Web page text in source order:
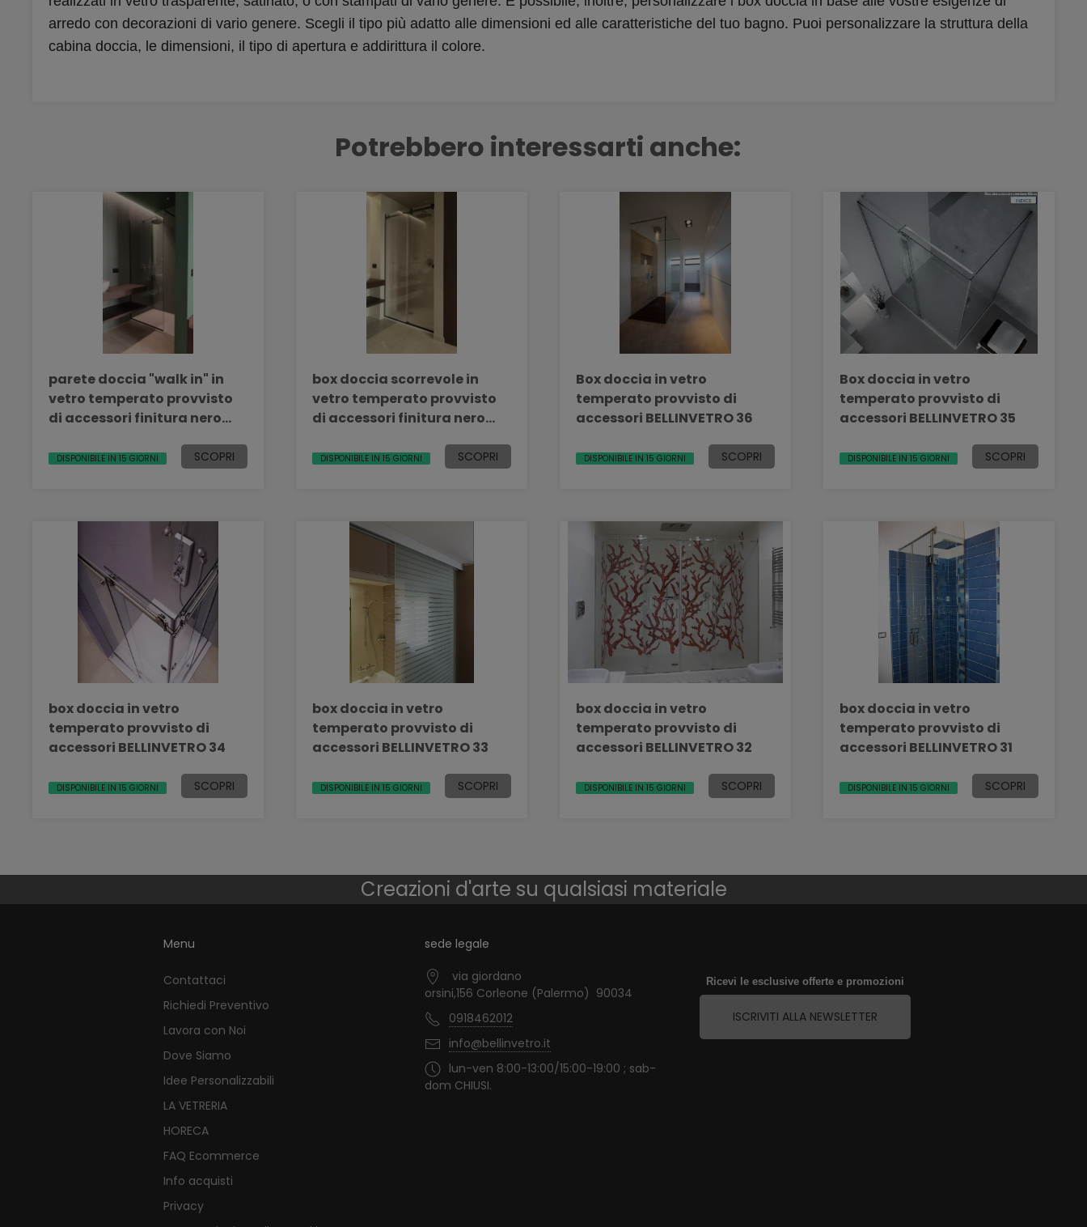
arredo con decorazioni di vario genere. Scegli il tipo più adatto alle dimensioni ed alle caratteristiche del tuo bagno. Puoi personalizzare la struttura della
cabina doccia, le dimensioni, il tipo di apertura e addirittura il colore.
Potrebbero interessarti anche:
parete doccia "walk in" in
vetro temperato provvisto
di accessori finitura nero
DISPONIBILE IN 15 GIORNI SCOPRI
box doccia scorrevole in
vetro temperato provvisto
di accessori finitura nero
DISPONIBILE IN 15 GIORNI SCOPRI
Box doccia in vetro
temperato provvisto di
accessori BELLINVETRO 36
DISPONIBILE IN 15 GIORNI SCOPRI
Box doccia in vetro
temperato provvisto di
accessori BELLINVETRO 35
DISPONIBILE IN 15 GIORNI SCOPRI
box doccia in vetro
temperato provvisto di
accessori BELLINVETRO 34
DISPONIBILE IN 15 GIORNI SCOPRI
box doccia in vetro
temperato provvisto di
accessori BELLINVETRO 33
DISPONIBILE IN 15 GIORNI SCOPRI
box doccia in vetro
temperato provvisto di
accessori BELLINVETRO 32
DISPONIBILE IN 15 GIORNI SCOPRI
box doccia in vetro
temperato provvisto di
accessori BELLINVETRO 31
DISPONIBILE IN 15 GIORNI SCOPRI
Creazioni d'arte su qualsiasi materiale
Menu
Contattaci
Richiedi Preventivo
Lavora con Noi
Dove Siamo
Idee Personalizzabili
LA VETRERIA
HORECA
FAQ Ecommerce
Info acquisti
Privacy
sede legale
via giordano
orsini,156 Corleone (Palermo) 90034
0918462012
info@bellinvetro.it
lun-ven 8:00-13:00/15:00-19:00 ; sab-
dom CHIUSI.
Ricevi le esclusive offerte e promozioni
ISCRIVITI ALLA NEWSLETTER